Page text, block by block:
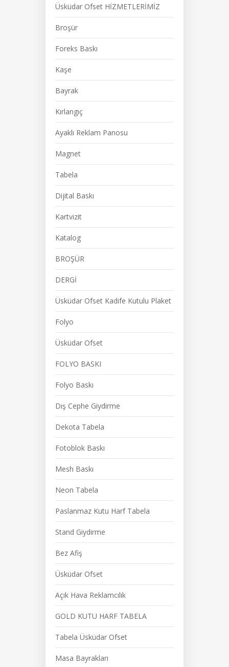
Üsküdar Ofset HİZMETLERİMİZ
Broşür
Foreks Baskı
Kaşe
Bayrak
Kırlangıç
Ayaklı Reklam Panosu
Magnet
Tabela
Dijital Baskı
Kartvizit
Katalog
BROŞÜR
DERGİ
Üsküdar Ofset Kadife Kutulu Plaket
Folyo
Üsküdar Ofset
FOLYO BASKI
Folyo Baskı
Dış Cephe Giydirme
Dekota Tabela
Fotoblok Baskı
Mesh Baskı
Neon Tabela
Paslanmaz Kutu Harf Tabela
Stand Giydirme
Bez Afiş
Üsküdar Ofset
Açık Hava Reklamcılık
GOLD KUTU HARF TABELA
Tabela Üsküdar Ofset
Masa Bayrakları